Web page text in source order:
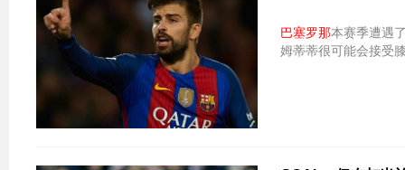
巴塞罗那本赛季遭遇
姆蒂蒂很可能会接受